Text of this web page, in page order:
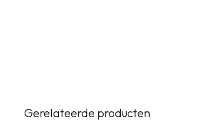
Gerelateerde producten